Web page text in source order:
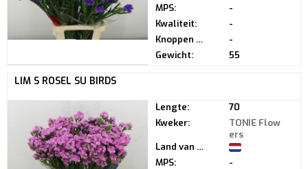
MPS:
-
Kwaliteit:
-
Knoppen per steel:
-
Gewicht:
55
LIM S ROSEL SU BIRDS
Lengte:
70
Kweker:
TONIE Flow
ers
Land van herkomst:
MPS:
-